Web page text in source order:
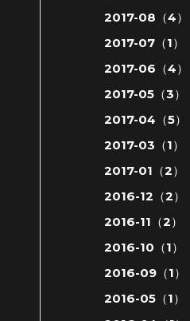
2017-08（4）
2017-07（1）
2017-06（4）
2017-05（3）
2017-04（5）
2017-03（1）
2017-01（2）
2016-12（2）
2016-11（2）
2016-10（1）
2016-09（1）
2016-05（1）